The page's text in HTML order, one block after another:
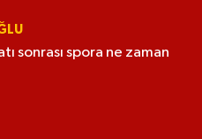
sonrası spora ne zaman